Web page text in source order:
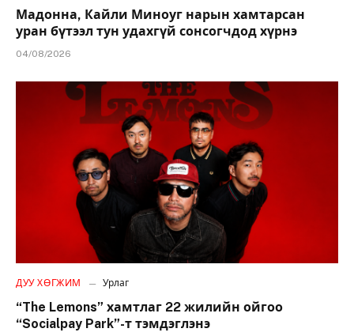
Мадонна, Кайли Миноуг нарын хамтарсан
уран бүтээл тун удахгүй сонсогчдод хүрнэ
04/08/2026
ДУУ ХӨГЖИМ Урлаг
“The Lemons” хамтлаг 22 жилийн ойгоо
“Socialpay Park”-т тэмдэглэнэ